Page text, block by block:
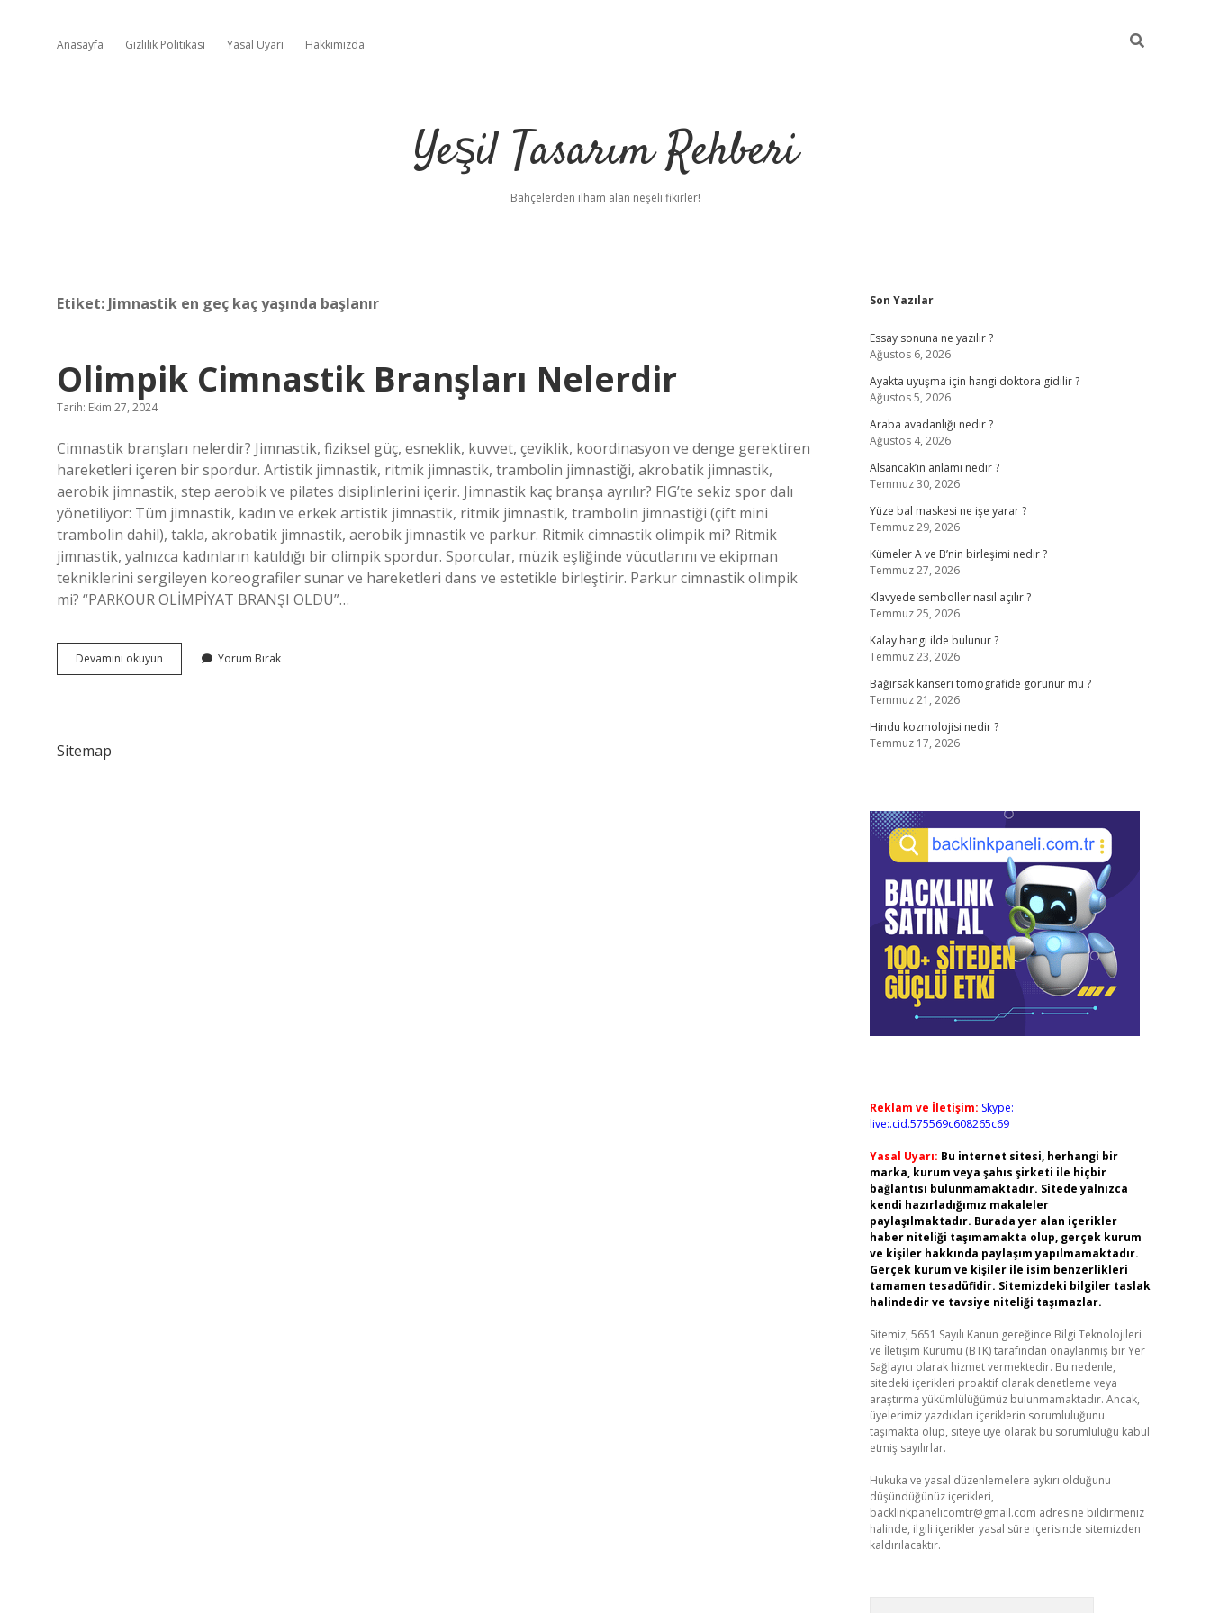
Anasayfa Gizlilik Politikası Yasal Uyarı Hakkımızda
Yeşil Tasarım Rehberi
Bahçelerden ilham alan neşeli fikirler!
Etiket: Jimnastik en geç kaç yaşında başlanır
Olimpik Cimnastik Branşları Nelerdir
Tarih: Ekim 27, 2024
Cimnastik branşları nelerdir? Jimnastik, fiziksel güç, esneklik, kuvvet, çeviklik, koordinasyon ve denge gerektiren
hareketleri içeren bir spordur. Artistik jimnastik, ritmik jimnastik, trambolin jimnastiği, akrobatik jimnastik,
aerobik jimnastik, step aerobik ve pilates disiplinlerini içerir. Jimnastik kaç branşa ayrılır? FIG’te sekiz spor dalı
yönetiliyor: Tüm jimnastik, kadın ve erkek artistik jimnastik, ritmik jimnastik, trambolin jimnastiği (çift mini
trambolin dahil), takla, akrobatik jimnastik, aerobik jimnastik ve parkur. Ritmik cimnastik olimpik mi? Ritmik
jimnastik, yalnızca kadınların katıldığı bir olimpik spordur. Sporcular, müzik eşliğinde vücutlarını ve ekipman
tekniklerini sergileyen koreografiler sunar ve hareketleri dans ve estetikle birleştirir. Parkur cimnastik olimpik
mi? “PARKOUR OLİMPİYAT BRANŞI OLDU”…
Devamını okuyun
Cimnastik
Yorum Bırak
Sitemap
Sidebar
Son Yazılar
Essay sonuna ne yazılır ?
Ağustos 6, 2026
Ayakta uyuşma için hangi doktora gidilir ?
Ağustos 5, 2026
Araba avadanlığı nedir ?
Ağustos 4, 2026
Alsancak’ın anlamı nedir ?
Temmuz 30, 2026
Yüze bal maskesi ne işe yarar ?
Temmuz 29, 2026
Kümeler A ve B’nin birleşimi nedir ?
Temmuz 27, 2026
Klavyede semboller nasıl açılır ?
Temmuz 25, 2026
Kalay hangi ilde bulunur ?
Temmuz 23, 2026
Bağırsak kanseri tomografide görünür mü ?
Temmuz 21, 2026
Hindu kozmolojisi nedir ?
Temmuz 17, 2026
Reklam ve İletişim: Skype:
live:.cid.575569c608265c69
Yasal Uyarı: Bu internet sitesi, herhangi bir
marka, kurum veya şahıs şirketi ile hiçbir
bağlantısı bulunmamaktadır. Sitede yalnızca
kendi hazırladığımız makaleler
paylaşılmaktadır. Burada yer alan içerikler
haber niteliği taşımamakta olup, gerçek kurum
ve kişiler hakkında paylaşım yapılmamaktadır.
Gerçek kurum ve kişiler ile isim benzerlikleri
tamamen tesadüfidir. Sitemizdeki bilgiler taslak
halindedir ve tavsiye niteliği taşımazlar.
Sitemiz, 5651 Sayılı Kanun gereğince Bilgi Teknolojileri
ve İletişim Kurumu (BTK) tarafından onaylanmış bir Yer
Sağlayıcı olarak hizmet vermektedir. Bu nedenle,
sitedeki içerikleri proaktif olarak denetleme veya
araştırma yükümlülüğümüz bulunmamaktadır. Ancak,
üyelerimiz yazdıkları içeriklerin sorumluluğunu
taşımakta olup, siteye üye olarak bu sorumluluğu kabul
etmiş sayılırlar.
Hukuka ve yasal düzenlemelere aykırı olduğunu
düşündüğünüz içerikleri,
backlinkpanelicomtr@gmail.com adresine bildirmeniz
halinde, ilgili içerikler yasal süre içerisinde sitemizden
kaldırılacaktır.